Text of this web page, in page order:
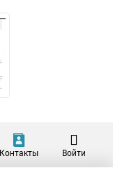
Контакты Войти